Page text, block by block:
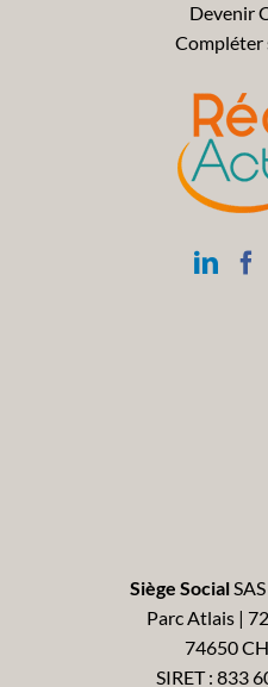
Devenir
Compléter
Siège Social
Parc Atlais |
74650
SIRET : 833